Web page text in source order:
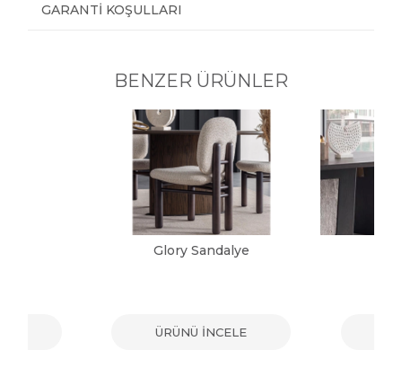
GARANTI KOŞULLARI
BENZER ÜRÜNLER
Glory Sandalye
ÜRÜNÜ İNCELE